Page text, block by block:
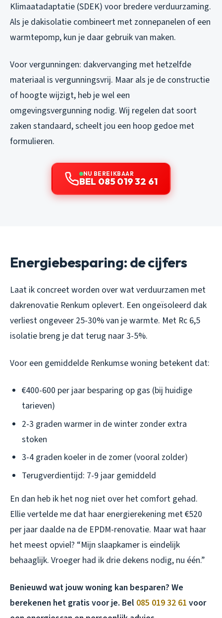
Klimaatadaptatie (SDEK) voor bredere verduurzaming.
Als je dakisolatie combineert met zonnepanelen of een
warmtepomp, kun je daar gebruik van maken.
Voor vergunningen: dakvervanging met hetzelfde
materiaal is vergunningsvrij. Maar als je de constructie
of hoogte wijzigt, heb je wel een
omgevingsvergunning nodig. Wij regelen dat soort
zaken standaard, scheelt jou een hoop gedoe met
formulieren.
NU BEREIKBAAR
BEL 085 019 32 61
Energiebesparing: de cijfers
Laat ik concreet worden over wat verduurzamen met
dakrenovatie Renkum oplevert. Een ongeïsoleerd dak
verliest ongeveer 25-30% van je warmte. Met Rc 6,5
isolatie breng je dat terug naar 3-5%.
Voor een gemiddelde Renkumse woning betekent dat:
€400-600 per jaar besparing op gas (bij huidige
tarieven)
2-3 graden warmer in de winter zonder extra
stoken
3-4 graden koeler in de zomer (vooral zolder)
Terugverdientijd: 7-9 jaar gemiddeld
En dan heb ik het nog niet over het comfort gehad.
Ellie vertelde me dat haar energierekening met €520
per jaar daalde na de EPDM-renovatie. Maar wat haar
het meest opviel? “Mijn slaapkamer is eindelijk
behaaglijk. Vroeger had ik drie dekens nodig, nu één.”
Benieuwd wat jouw woning kan besparen? We
berekenen het gratis voor je. Bel 085 019 32 61 voor